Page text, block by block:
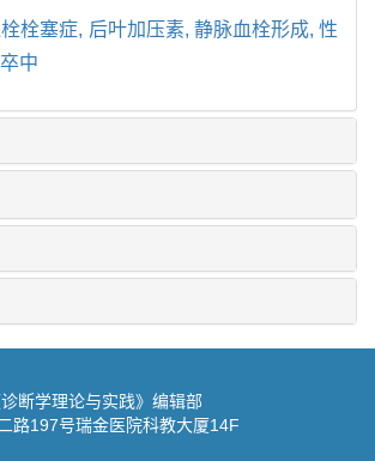
栓塞症, 后叶加压素, 静脉血栓形成,性
中
断学理论与实践》编辑部
路197号瑞金医院科教大厦14F